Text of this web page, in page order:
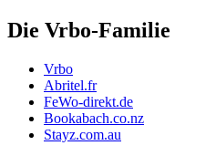
Die Vrbo-Familie
Vrbo
Abritel.fr
FeWo-direkt.de
Bookabach.co.nz
Stayz.com.au